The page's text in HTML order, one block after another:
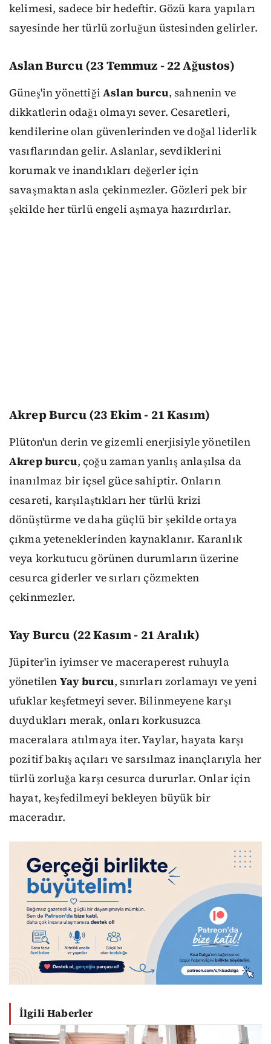
kelimesi, sadece bir hedeftir. Gözü kara yapıları
sayesinde her türlü zorluğun üstesinden gelirler.
Aslan Burcu (23 Temmuz - 22 Ağustos)
Güneş'in yönettiğiAslan burcu, sahnenin ve
dikkatlerin odağı olmayı sever. Cesaretleri,
kendilerine olan güvenlerinden ve doğal liderlik
vasıflarından gelir. Aslanlar, sevdiklerini
korumak ve inandıkları değerler için
savaşmaktan asla çekinmezler. Gözleri pek bir
şekilde her türlü engeli aşmaya hazırdırlar.
Akrep Burcu (23 Ekim - 21 Kasım)
Plüton'un derin ve gizemli enerjisiyle yönetilen
Akrep burcu, çoğu zaman yanlış anlaşılsa da
inanılmaz bir içsel güce sahiptir. Onların
cesareti, karşılaştıkları her türlü krizi
dönüştürme ve daha güçlü bir şekilde ortaya
çıkma yeteneklerinden kaynaklanır. Karanlık
veya korkutucu görünen durumların üzerine
cesurca giderler ve sırları çözmekten
çekinmezler.
Yay Burcu (22 Kasım - 21 Aralık)
Jüpiter'in iyimser ve maceraperest ruhuyla
yönetilen Yay burcu, sınırları zorlamayı ve yeni
ufuklar keşfetmeyi sever. Bilinmeyene karşı
duydukları merak, onları korkusuzca
maceralara atılmaya iter. Yaylar, hayata karşı
pozitif bakış açıları ve sarsılmaz inançlarıyla her
türlü zorluğa karşı cesurca dururlar. Onlar için
hayat, keşfedilmeyi bekleyen büyük bir
maceradır.
İlgili Haberler